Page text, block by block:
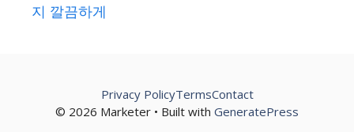
지 깔끔하게
© 2026 Marketer • Built with GeneratePress
Privacy PolicyTermsContact